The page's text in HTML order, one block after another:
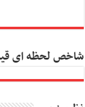
شاخص لحظه ای